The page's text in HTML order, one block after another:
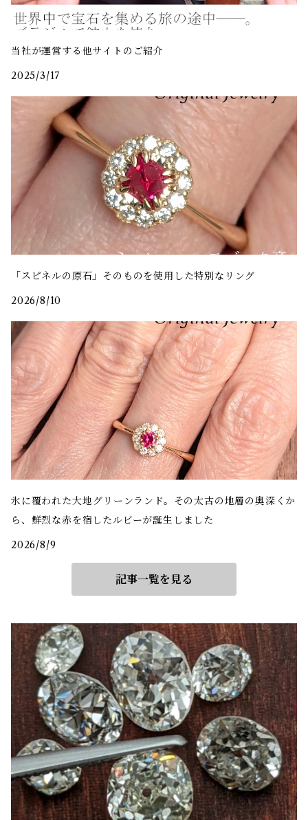
当社が運営する他サイトのご紹介
2025/3/17
「スピネルの原石」そのものを使用した特別なリング
2026/8/10
氷に覆われた大地――グリーンランド。その太古の地層の奥深くか
ら、鮮烈な赤を宿したルビーが誕生しました
2026/8/9
記事一覧を見る